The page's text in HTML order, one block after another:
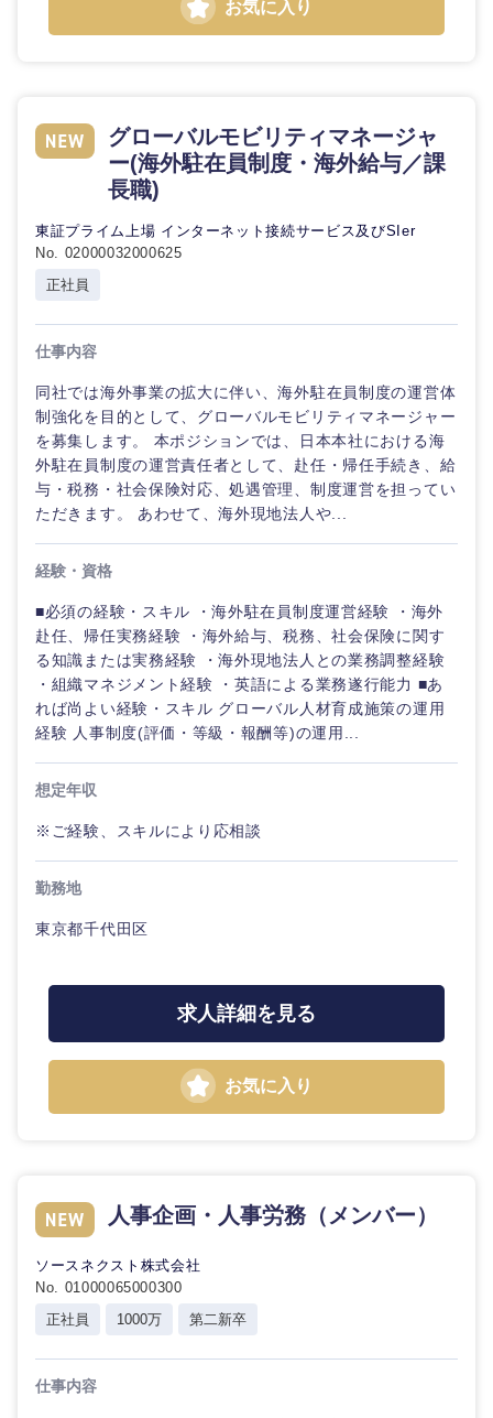
お気に入り
グローバルモビリティマネージャ
ー(海外駐在員制度・海外給与／課
長職)
東証プライム上場 インターネット接続サービス及びSIer
No. 02000032000625
正社員
仕事内容
同社では海外事業の拡大に伴い、海外駐在員制度の運営体
制強化を目的として、グローバルモビリティマネージャー
を募集します。 本ポジションでは、日本本社における海
外駐在員制度の運営責任者として、赴任・帰任手続き、給
与・税務・社会保険対応、処遇管理、制度運営を担ってい
ただきます。 あわせて、海外現地法人や...
経験・資格
■必須の経験・スキル ・海外駐在員制度運営経験 ・海外
赴任、帰任実務経験 ・海外給与、税務、社会保険に関す
る知識または実務経験 ・海外現地法人との業務調整経験
・組織マネジメント経験 ・英語による業務遂行能力 ■あ
れば尚よい経験・スキル グローバル人材育成施策の運用
経験 人事制度(評価・等級・報酬等)の運用...
想定年収
※ご経験、スキルにより応相談
勤務地
東京都千代田区
求人詳細を見る
お気に入り
人事企画・人事労務（メンバー）
ソースネクスト株式会社
No. 01000065000300
正社員
1000万 第二新卒
仕事内容